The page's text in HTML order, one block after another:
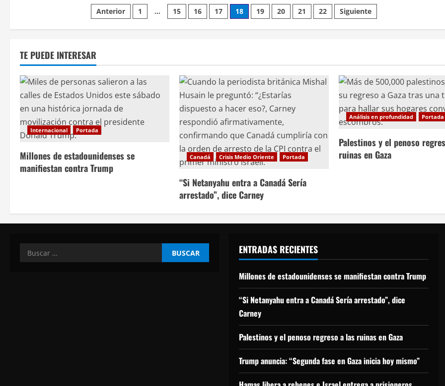
Convoy
del
pueblo
Paginación
de
entradas
Anterior 1 … 15 16 17 18 19 20 21 22 Siguiente
TE PUEDE INTERESAR
Internacional Portada
Millones de estadounidenses se
manifiestan contra Trump
Canadá Crisis Medio Oriente Portada
“Si Netanyahu entra a Canadá Sería
arrestado”, dice Carney
Análisis en profundidad Portada
Palestinos y el penoso
ruinas en Gaza
Buscar: ENTRADAS RECIENTES
Millones de estadounidenses se manifiestan contra Trump
“Si Netanyahu entra a Canadá Sería arrestado”, dice
Carney
Palestinos y el penoso regreso a las ruinas en Gaza
Trump anuncia: “Segunda fase en Gaza inicia hoy mismo”